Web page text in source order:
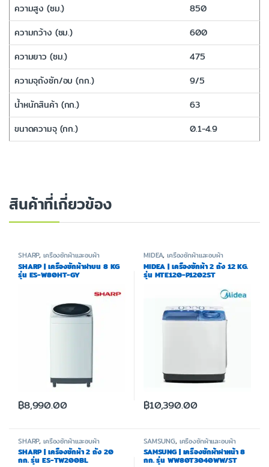
สินค้าที่เกี่ยวข้อง
SHARP,เครื่องซักผ้าและอบผ้า
SHARP | เครื่องซักผ้าฝาบน 8 KG
รุ่น ES-W80HT-GY
฿8,990.00
MIDEA,เครื่องซักผ้าและอบผ้า
MIDEA | เครื่องซักผ้า 2 ถัง 12 KG.
รุ่น MTE120-P1202ST
฿10,390.00
SHARP,เครื่องซักผ้าและอบผ้า
SHARP | เครื่องซักผ้า 2 ถัง 20
กก. รุ่น ES-TW200BL
SAMSUNG, เครื่องซักผ้าและอบผ้า
SAMSUNG | เครื่องซักผ้าฝาหน้า 8
กก. รุ่น WW80T3040WW/ST
ความสูง (ซม.)
850
ความกว้าง (ซม.)
600
ความยาว (ซม.)
475
ความจุถังซัก/อบ (กก.)
9/5
น้ำหนักสินค้า (กก.)
63
ขนาดความจุ (กก.)
0.1-4.9